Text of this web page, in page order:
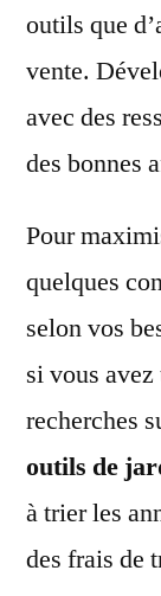
outils que
vente.
avec des
des bonnes
Pour
quelques
selon vos
si vous
recherches
outils de
à trier les
des frais de